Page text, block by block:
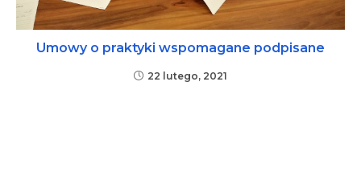
Umowy o praktyki wspomagane podpisane
22 lutego, 2021